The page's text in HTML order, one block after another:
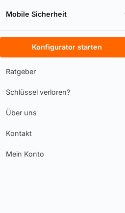
Mobile Sicherheit
Konfigurator starten
Ratgeber
Schlüssel verloren?
Über uns
Kontakt
Mein Konto